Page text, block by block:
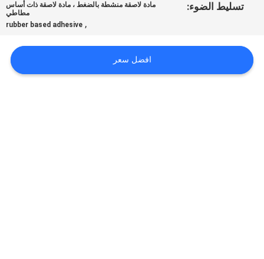
اطلب
أسعار
تسليط الضوء:
مادة لاصقة منشطة بالضغط ، مادة لاصقة ذات أساس
مطاطي
,
rubber based adhesive
افضل سعر